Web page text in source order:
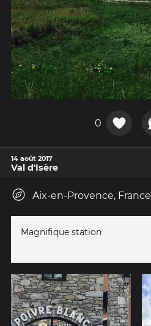
0
14 août 2017
Val d'Isère
Aix-en-Provence, France
Magnifique station